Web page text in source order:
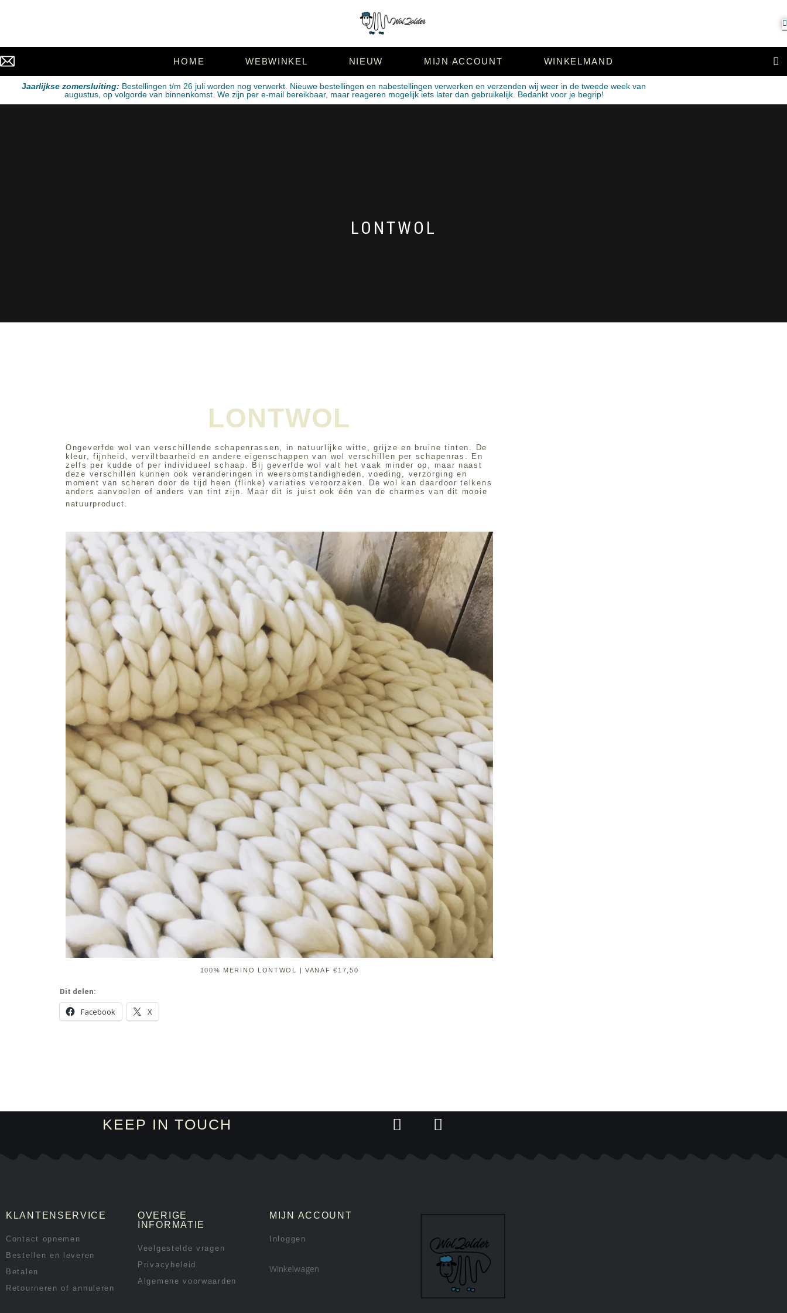
HOME WEBWINKEL NIEUW MIJN ACCOUNT WINKELMAND
Jaarlijkse zomersluiting: Bestellingen t/m 26 juli worden nog verwerkt. Nieuwe bestellingen en nabestellingen verwerken en verzenden wij weer in de tweede week van
augustus, op volgorde van binnenkomst. We zijn per e-mail bereikbaar, maar reageren mogelijk iets later dan gebruikelijk. Bedankt voor je begrip!
LONTWOL
LONTWOL
Ongeverfde wol van verschil­lende schapen­rassen, in natuur­lijke witte, grijze en bruine tinten.
De
kleur, fijnheid, verviltbaarheid en andere eigenschappen van wol verschillen per schapenras. En
zelfs per kudde of per individueel schaap. Bij geverfde wol valt het vaak minder op, maar naast
deze verschillen kunnen ook veranderingen in weers­omstandigheden, voeding, verzorging en
moment van scheren door de tijd heen (flinke) variaties veroorzaken. De wol kan daardoor telkens
anders aanvoelen of anders van tint zijn. Maar dit is juist ook één van de charmes van dit mooie
natuur­product.
100% MERINO LONTWOL | VANAF €17,50
Dit delen:
Facebook X
KEEP IN TOUCH
KLANTENSERVICE
Contact opnemen
Bestellen en leveren
Betalen
Retourneren of annuleren
OVERIGE
INFORMATIE
Veelgestelde vragen
Privacybeleid
Algemene voorwaarden
MIJN ACCOUNT
Inloggen
Winkelwagen